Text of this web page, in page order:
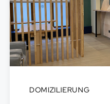
DOMIZILIERUNG